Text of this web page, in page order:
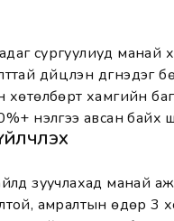
сургуулиуд манай
дүйцүүлэн дүгнэдэг
хөтөлбөрт хамгийн
үнэлгээ авсан байх
зуучлахад манай
амралтын өдөр 3